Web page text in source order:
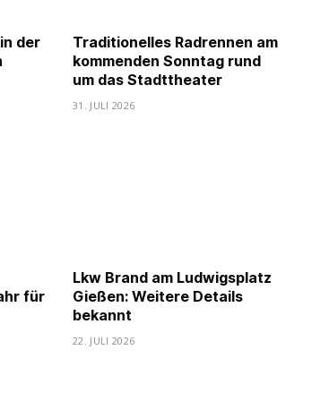
der
Traditionelles Radrennen am
kommenden Sonntag rund
um das Stadttheater
31. JULI 2026
für
Lkw Brand am Ludwigsplatz
Gießen: Weitere Details
bekannt
22. JULI 2026